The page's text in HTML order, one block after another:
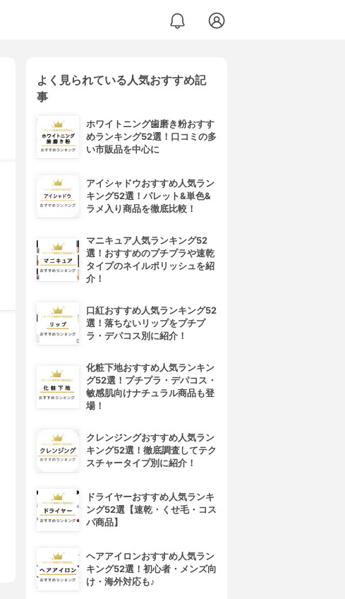
よく見られている人気おすすめ記
事
ホワイトニング歯磨き粉おすす
めランキング52選！口コミの多
い市販品を中心に
アイシャドウおすすめ人気ラン
キング52選！パレット&単色&
ラメ入り商品を徹底比較！
マニキュア人気ランキング52
選！おすすめのプチプラや速乾
タイプのネイルポリッシュを紹
介！
口紅おすすめ人気ランキング52
選！落ちないリップをプチプ
ラ・デパコス別に紹介！
化粧下地おすすめ人気ランキン
グ52選！プチプラ・デパコス・
敏感肌向けナチュラル商品も登
場！
クレンジングおすすめ人気ラン
キング52選！徹底調査してテク
スチャータイプ別に紹介！
ドライヤーおすすめ人気ランキ
ング52選【速乾・くせ毛・コス
パ商品】
ヘアアイロンおすすめ人気ラン
キング52選！初心者・メンズ向
け・海外対応も♪